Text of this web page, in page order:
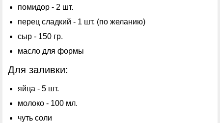
помидор - 2 шт.
перец сладкий - 1 шт. (по желанию)
сыр - 150 гр.
масло для формы
Для заливки:
яйца - 5 шт.
молоко - 100 мл.
чуть соли